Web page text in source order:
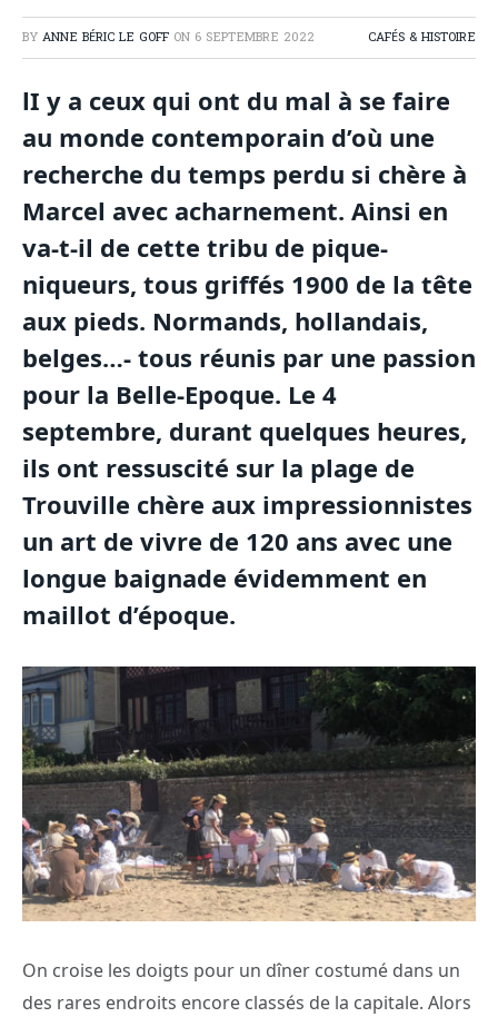
BY ANNE BÉRIC LE GOFF ON 6 SEPTEMBRE 2022 CAFÉS & HISTOIRE
lI y a ceux qui ont du mal à se faire
au monde contemporain d’où une
recherche du temps perdu si chère à
Marcel avec acharnement. Ainsi en
va-t-il de cette tribu de pique-
niqueurs, tous griffés 1900 de la tête
aux pieds. Normands, hollandais,
belges…- tous réunis par une passion
pour la Belle-Epoque. Le 4
septembre, durant quelques heures,
ils ont ressuscité sur la plage de
Trouville chère aux impressionnistes
un art de vivre de 120 ans avec une
longue baignade évidemment en
maillot d’époque.
On croise les doigts pour un dîner costumé dans un
des rares endroits encore classés de la capitale. Alors